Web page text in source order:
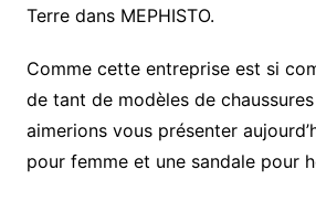
Terre dans MEPHISTO.
Comme cette entreprise est si
de tant de modèles de
aimerions vous présenter
pour femme et une sandale pour